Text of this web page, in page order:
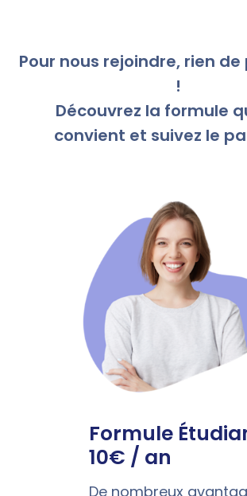
Pour nous rejoindre, rien
!
Découvrez la formule
convient et suivez le
Formule
10€ / an
De nombreux